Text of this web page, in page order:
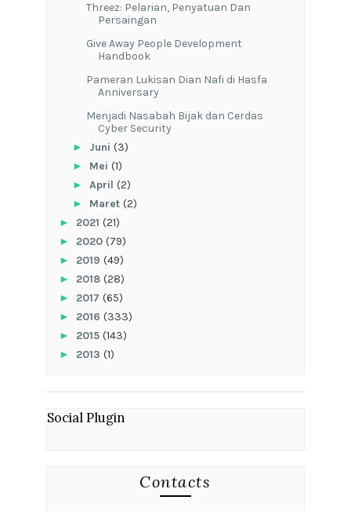
Threez: Pelarian, Penyatuan Dan
Persaingan
Give Away People Development
Handbook
Pameran Lukisan Dian Nafi di Hasfa
Anniversary
Menjadi Nasabah Bijak dan Cerdas
Cyber Security
► Juni (3)
► Mei (1)
► April (2)
► Maret (2)
► 2021 (21)
► 2020 (79)
► 2019 (49)
► 2018 (28)
► 2017 (65)
► 2016 (333)
► 2015 (143)
► 2013 (1)
Social Plugin
Contacts